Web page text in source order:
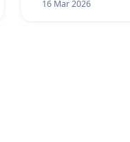
16 Mar 2026